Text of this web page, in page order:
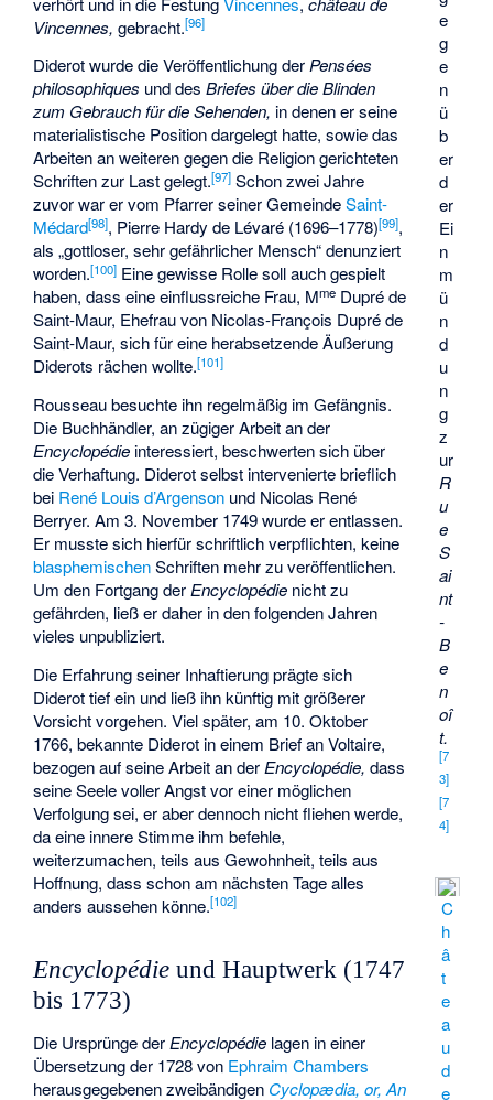
e
g
e
n
ü
b
er
d
er
Ei
n
m
ü
n
d
u
n
g
z
ur
R
u
e
S
ai
nt
-
B
e
n
oî
t.
[7
3]
[7
4]
C
h
â
t
e
a
u
d
e
Vincennes, gebracht.[96]
Diderot wurde die Veröffentlichung derPensées
philosophiques und desBriefes über die Blinden
zum Gebrauch für die Sehenden, in denen er seine
materialistische Position dargelegt hatte, sowie das
Arbeiten an weiteren gegen die Religion gerichteten
Schriften zur Last gelegt.[97] Schon zwei Jahre
zuvor war er vom Pfarrer seiner GemeindeSaint-
Médard[98], Pierre Hardy de Lévaré (1696–1778)[99],
als „gottloser, sehr gefährlicher Mensch“ denunziert
worden.[100] Eine gewisse Rolle soll auch gespielt
haben, dass eine einflussreiche Frau, Mme Dupré de
Saint-Maur, Ehefrau von Nicolas-François Dupré de
Saint-Maur, sich für eine herabsetzende Äußerung
Diderots rächen wollte.[101]
Rousseau besuchte ihn regelmäßig im Gefängnis.
Die Buchhändler, an zügiger Arbeit an der
Encyclopédie interessiert, beschwerten sich über
die Verhaftung. Diderot selbst intervenierte brieflich
bei René Louis d’Argenson und Nicolas René
Berryer. Am 3. November 1749 wurde er entlassen.
Er musste sich hierfür schriftlich verpflichten, keine
blasphemischenSchriften mehr zu veröffentlichen.
Um den Fortgang der Encyclopédie nicht zu
gefährden, ließ er daher in den folgenden Jahren
vieles unpubliziert.
Die Erfahrung seiner Inhaftierung prägte sich
Diderot tief ein und ließ ihn künftig mit größerer
Vorsicht vorgehen. Viel später, am 10. Oktober
1766, bekannte Diderot in einem Brief an Voltaire,
bezogen auf seine Arbeit an der Encyclopédie, dass
seine Seele voller Angst vor einer möglichen
Verfolgung sei, er aber dennoch nicht fliehen werde,
da eine innere Stimme ihm befehle,
weiterzumachen, teils aus Gewohnheit, teils aus
Hoffnung, dass schon am nächsten Tage alles
anders aussehen könne.[102]
Encyclopédie und Hauptwerk (1747
bis 1773)
Die Ursprünge derEncyclopédie lagen in einer
Übersetzung der 1728 von Ephraim Chambers
herausgegebenen zweibändigen Cyclopædia, or, An